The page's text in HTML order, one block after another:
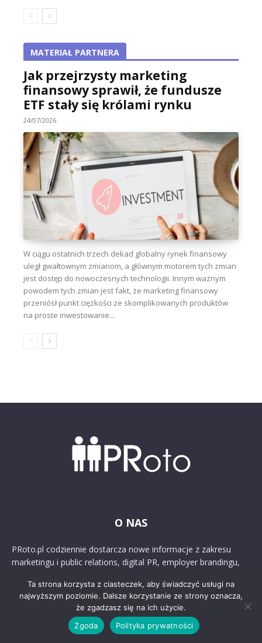
MATERIAŁ PARTNERA
Jak przejrzysty marketing
finansowy sprawił, że fundusze
ETF stały się królami rynku
24/07/2026
W ciągu ostatnich trzech dekad globalny rynek finansowy
uległ gwałtownym zmianom, a głównym motorem tych zmian
jest dostęp do nowoczesnych technologii. Innym ważnym
powodem tych zmian jest fakt, że marketing finansowy
przeniósł punkt ciężkości ze skomplikowanych produktów
na proste inwestowanie...
O NAS
PRoto.pl codziennie dostarcza nowe informacje z zakresu
marketingu i public relations, digital PR, employer brandingu,
wiadomości, przekrojowe artykuły, przykłady najciekawszych
kampanii, wywiady oraz badania, wspierając rozwój branży
komunikacji marketingowej od 2004 roku.
Ta strona korzysta z ciasteczek, aby świadczyć usługi na
najwyższym poziomie. Dalsze korzystanie ze strony oznacza,
że zgadzasz się na ich użycie.
Zgoda
Polityka prywatności